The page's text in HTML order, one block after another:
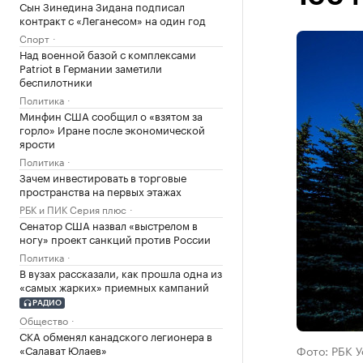
Сын Зинедина Зидана подписал
контракт с «Леганесом» на один год
Спорт
Над военной базой с комплексами
Patriot в Германии заметили
беспилотники
Политика
Минфин США сообщил о «взятом за
горло» Иране после экономической
ярости
Политика
Зачем инвестировать в торговые
пространства на первых этажах
РБК и ПИК Серия плюс
Сенатор США назвал «выстрелом в
ногу» проект санкций против России
Политика
В вузах рассказали, как прошла одна из
«самых жарких» приемных кампаний
РАДИО
Общество
СКА обменял канадского легионера в
«Салават Юлаев»
Фото: РБК